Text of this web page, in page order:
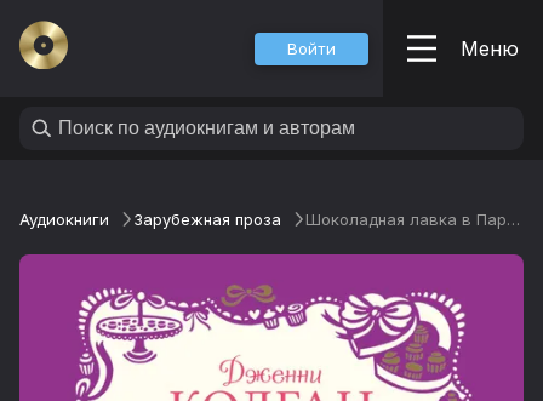
Войти Меню
Аудиокниги Зарубежная проза Шоколадная лавка в Париже